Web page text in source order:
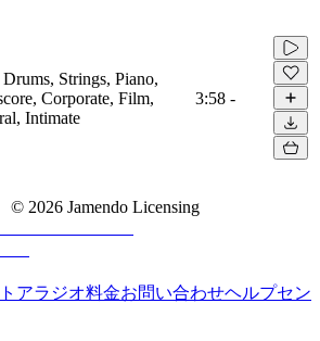
Drums, Strings, Piano,
Corporate, Film,
Intimate
3:58 -
© 2026 Jamendo Licensing
アラジオ料金お問い合わせヘルプセン